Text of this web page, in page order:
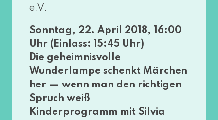
e.V.
Sonntag, 22. April 2018, 16:00
Uhr (Einlass: 15:45 Uhr)
Die geheim­nis­vol­le
Wunderlampe schenkt Märchen
her — wenn man den rich­ti­gen
Spruch weiß
Kinderprogramm mit Silvia